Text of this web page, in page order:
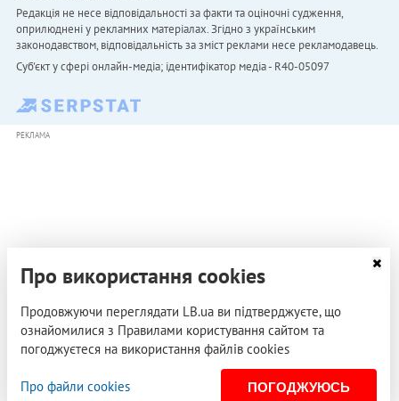
Редакція не несе відповідальності за факти та оціночні судження,
оприлюднені у рекламних матеріалах. Згідно з українським
законодавством, відповідальність за зміст реклами несе рекламодавець.
Cуб'єкт у сфері онлайн-медіа; ідентифікатор медіа - R40-05097
РЕКЛАМА
Про використання cookies
Продовжуючи переглядати LB.ua ви підтверджуєте, що
ознайомилися з Правилами користування сайтом та
погоджуєтеся на використання файлів cookies
Про файли cookies ПОГОДЖУЮСЬ